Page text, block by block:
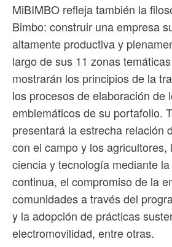
MiBIMBO refleja también la
Bimbo: construir una empresa
altamente productiva y
largo de sus 11 zonas
mostrarán los principios de la
los procesos de elaboración de
emblemáticos de su portafolio.
presentará la estrecha relación
con el campo y los agricultores,
ciencia y tecnología mediante
continua, el compromiso de la
comunidades a través del
y la adopción de prácticas
electromovilidad, entre otras.